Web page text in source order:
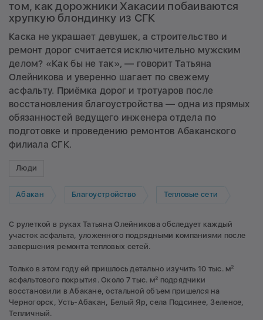
том, как дорожники Хакасии побаиваются
хрупкую блондинку из СГК
Каска не украшает девушек, а строительство и
ремонт дорог считается исключительно мужским
делом? «Как бы не так», — говорит Татьяна
Олейникова и уверенно шагает по свежему
асфальту. Приёмка дорог и тротуаров после
восстановления благоустройства — одна из прямых
обязанностей ведущего инженера отдела по
подготовке и проведению ремонтов Абаканского
филиала СГК.
Люди
Абакан Благоустройство Тепловые сети
С рулеткой в руках Татьяна Олейникова обследует каждый
участок асфальта, уложенного подрядными компаниями после
завершения ремонта тепловых сетей.
Только в этом году ей пришлось детально изучить 10 тыс. м²
асфальтового покрытия. Около 7 тыс. м² подрядчики
восстановили в Абакане, остальной объем пришелся на
Черногорск, Усть-Абакан, Белый Яр, села Подсинее, Зеленое,
Тепличный.